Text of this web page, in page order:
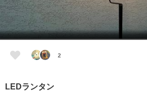
2
LEDランタン